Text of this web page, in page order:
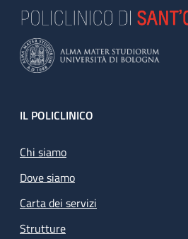
Footer
IL POLICLINICO
Chi siamo
Dove siamo
Carta dei servizi
Strutture